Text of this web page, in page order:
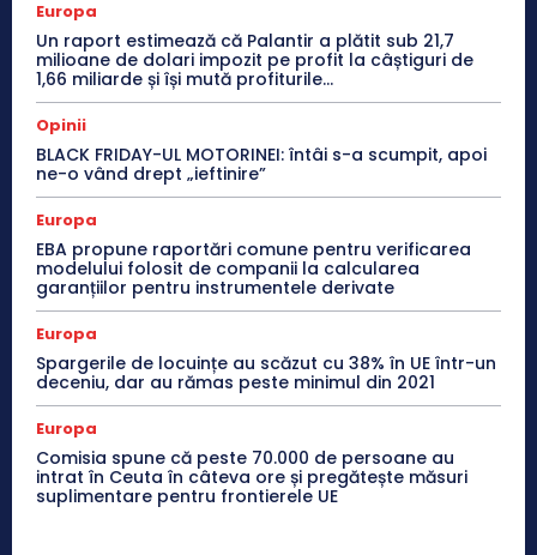
Europa
Un raport estimează că Palantir a plătit sub 21,7
milioane de dolari impozit pe profit la câștiguri de
1,66 miliarde și își mută profiturile...
Opinii
BLACK FRIDAY-UL MOTORINEI: întâi s-a scumpit, apoi
ne-o vând drept „ieftinire”
Europa
EBA propune raportări comune pentru verificarea
modelului folosit de companii la calcularea
garanțiilor pentru instrumentele derivate
Europa
Spargerile de locuințe au scăzut cu 38% în UE într-un
deceniu, dar au rămas peste minimul din 2021
Europa
Comisia spune că peste 70.000 de persoane au
intrat în Ceuta în câteva ore și pregătește măsuri
suplimentare pentru frontierele UE